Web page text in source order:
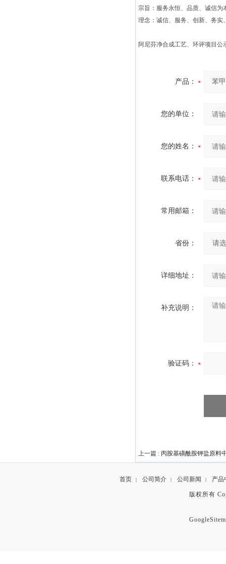
宗旨：服务永恒、品质、诚信
理念：诚信、服务、创新、务实
阿尼芬净合成工艺、环评项目
产品：
您的单位：
您的姓名：
联系电话：
常用邮箱：
省份：
详细地址：
补充说明：
验证码：
上一篇 : 丙胺基磺酰胺钾盐原料
首页 | 公司简介 | 公司新闻 | 产品
版权所有